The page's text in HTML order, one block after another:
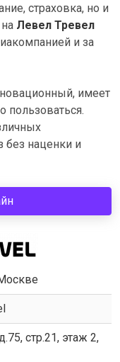
страховка, но и
Левел Тревел
и за
имеет
пользоваться.
без наценки и
стр.21, этаж 2,